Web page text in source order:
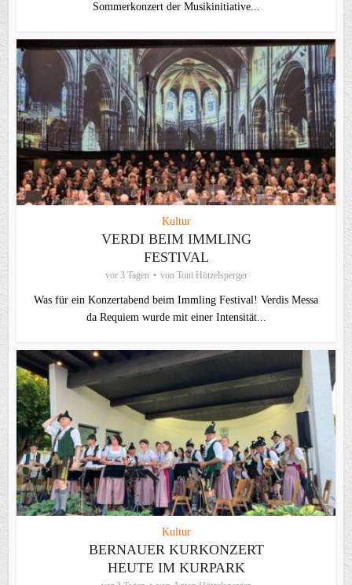
Sommerkonzert der Musikinitiative...
Kultur
VERDI BEIM IMMLING
FESTIVAL
vor 3 Tagen von Toni Hötzelsperger
Was für ein Konzertabend beim Immling Festival! Verdis Messa
da Requiem wurde mit einer Intensität...
Kultur
BERNAUER KURKONZERT
HEUTE IM KURPARK